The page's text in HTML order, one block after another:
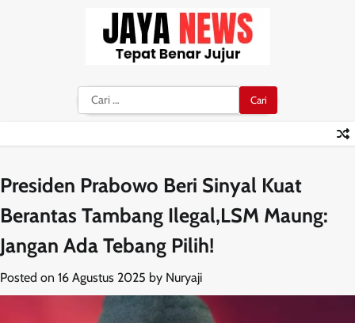
Cari
untuk:
Presiden Prabowo Beri Sinyal Kuat
Berantas Tambang Ilegal,LSM Maung:
Jangan Ada Tebang Pilih!
Posted on 16 Agustus 2025 by Nuryaji